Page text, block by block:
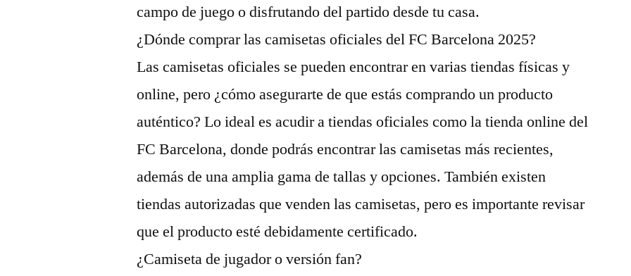
campo de juego o disfrutando del partido desde tu casa.
¿Dónde comprar las camisetas oficiales del FC Barcelona 2025?
Las camisetas oficiales se pueden encontrar en varias tiendas físicas y
online, pero ¿cómo asegurarte de que estás comprando un producto
auténtico? Lo ideal es acudir a tiendas oficiales como la tienda online del
FC Barcelona, donde podrás encontrar las camisetas más recientes,
además de una amplia gama de tallas y opciones. También existen
tiendas autorizadas que venden las camisetas, pero es importante revisar
que el producto esté debidamente certificado.
¿Camiseta de jugador o versión fan?